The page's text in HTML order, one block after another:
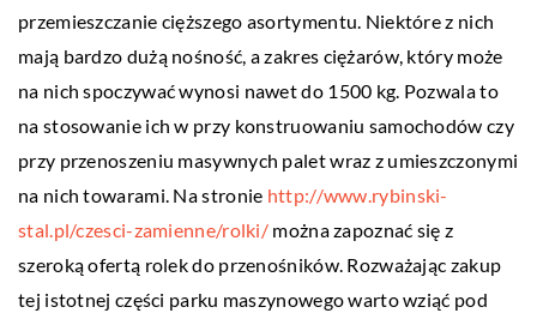
przemieszczanie cięższego asortymentu. Niektóre z nich
mają bardzo dużą nośność, a zakres ciężarów, który może
na nich spoczywać wynosi nawet do 1500 kg. Pozwala to
na stosowanie ich w przy konstruowaniu samochodów czy
przy przenoszeniu masywnych palet wraz z umieszczonymi
na nich towarami. Na stronie http://www.rybinski-
stal.pl/czesci-zamienne/rolki/ można zapoznać się z
szeroką ofertą rolek do przenośników. Rozważając zakup
tej istotnej części parku maszynowego warto wziąć pod